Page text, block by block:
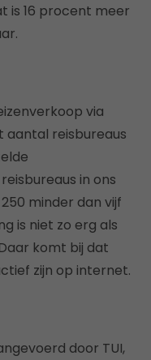
is 16 procent meer
via
aantal reisbureaus
in ons
minder dan vijf
is niet zo erg als
komt bij dat
zijn op internet.
door TUI,